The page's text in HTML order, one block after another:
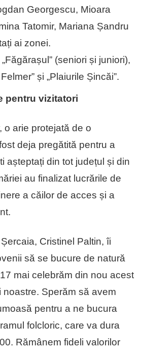
Georgescu, Mioara
Tatomir, Mariana Șandru
ai zonei.
„Făgărașul” (seniori și juniori),
și „Plaiurile Șincăi”.
pentru vizitatori
o arie protejată de o
deja pregătită pentru a
așteptați din tot județul și din
au finalizat lucrările de
a căilor de acces și a
Cristinel Paltin, îi
să se bucure de natură
mai celebrăm din nou acest
Sperăm să avem
pentru a ne bucura
folcloric, care va dura
Rămânem fideli valorilor